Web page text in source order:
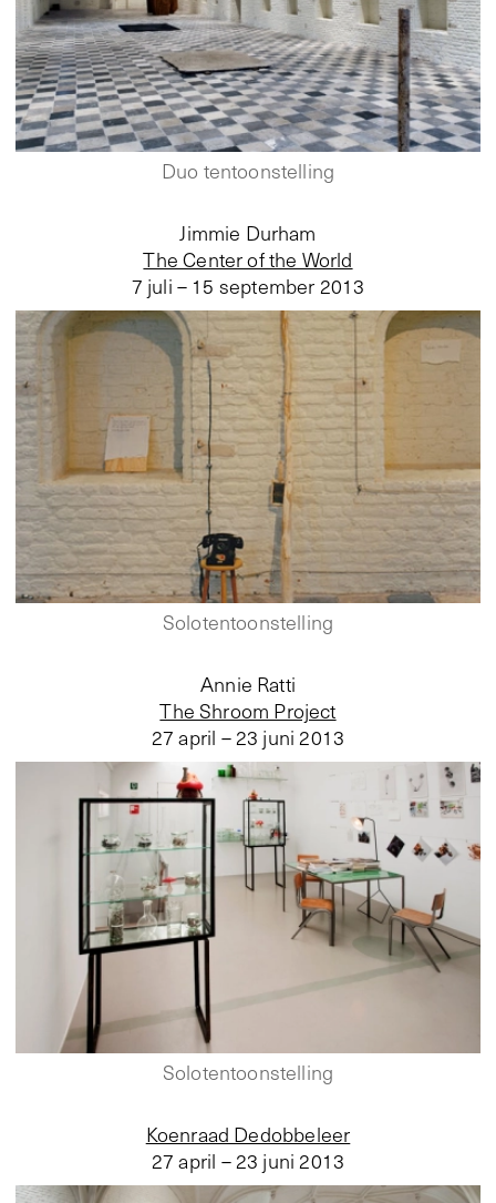
Duo tentoonstelling
The Center of the World
Jimmie Durham
7 juli – 15 september 2013
Solotentoonstelling
The Shroom Project
Annie Ratti
27 april – 23 juni 2013
Solotentoonstelling
Koenraad Dedobbeleer
27 april – 23 juni 2013